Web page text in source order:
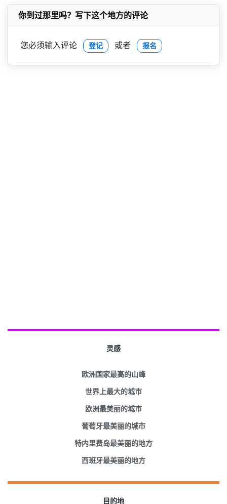
你到过那里吗？写下这个地方的评论
您必须输入评论 登记 或者 报名
灵感
欧洲国家最高的山峰
世界上最大的城市
欧洲最美丽的城市
葡萄牙最美丽的城市
特内里费岛最美丽的地方
西班牙最美丽的地方
目的地